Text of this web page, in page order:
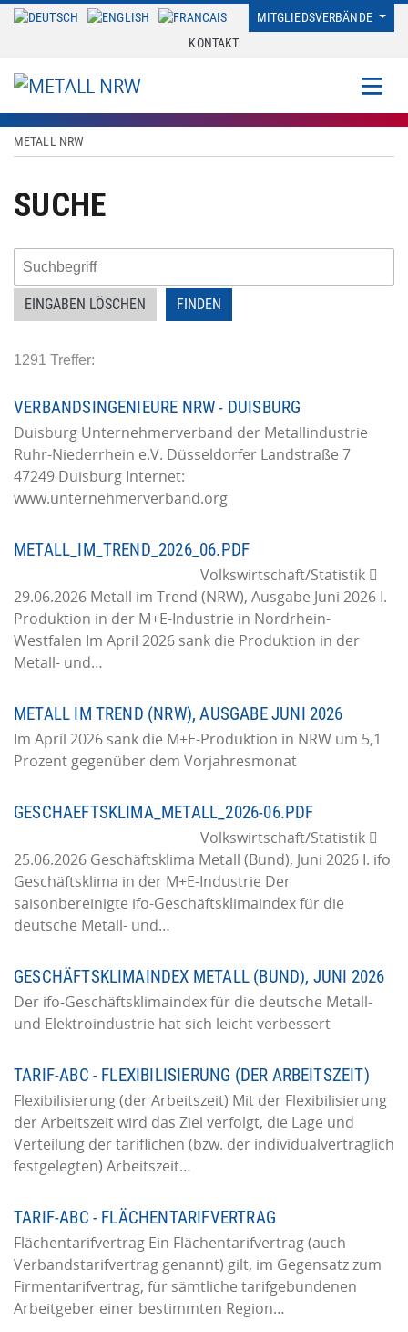
MITGLIEDSVERBÄNDE
KONTAKT
METALL NRW
SUCHE
EINGABEN LÖSCHEN
1291 Treffer:
VERBANDSINGENIEURE NRW - DUISBURG
Duisburg Unternehmerverband der Metallindustrie
Ruhr-Niederrhein e.V. Düsseldorfer Landstraße 7
47249 Duisburg Internet:
www.unternehmerverband.org
METALL_IM_TREND_2026_06.PDF
Volkswirtschaft/Statistik 
29.06.2026 Metall im Trend (NRW), Ausgabe Juni 2026 I.
Produktion in der M+E-Industrie in Nordrhein-
Westfalen Im April 2026 sank die Produktion in der
Metall- und…
METALL IM TREND (NRW), AUSGABE JUNI 2026
Im April 2026 sank die M+E-Produktion in NRW um 5,1
Prozent gegenüber dem Vorjahresmonat
GESCHAEFTSKLIMA_METALL_2026-06.PDF
Volkswirtschaft/Statistik 
25.06.2026 Geschäftsklima Metall (Bund), Juni 2026 I. ifo
Geschäftsklima in der M+E-Industrie Der
saisonbereinigte ifo-Geschäftsklimaindex für die
deutsche Metall- und…
GESCHÄFTSKLIMAINDEX METALL (BUND), JUNI 2026
Der ifo-Geschäftsklimaindex für die deutsche Metall-
und Elektroindustrie hat sich leicht verbessert
TARIF-ABC - FLEXIBILISIERUNG (DER ARBEITSZEIT)
Flexibilisierung (der Arbeitszeit) Mit der Flexibilisierung
der Arbeitszeit wird das Ziel verfolgt, die Lage und
Verteilung der tariflichen (bzw. der individualvertraglich
festgelegten) Arbeitszeit…
TARIF-ABC - FLÄCHENTARIFVERTRAG
Flächentarifvertrag Ein Flächentarifvertrag (auch
Verbandstarifvertrag genannt) gilt, im Gegensatz zum
Firmentarifvertrag, für sämtliche tarifgebundenen
Arbeitgeber einer bestimmten Region…